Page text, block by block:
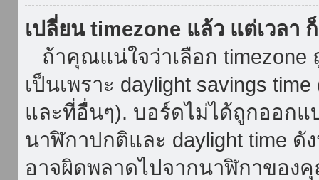
เปลี่ยน timezone แล้ว แต่เวลา
ถ้าคุณแน่ใจว่าเลือก timezone
เป็นเพราะ daylight savings
และที่อื่นๆ). บอร์ดไม่ได้ถูกออกแ
นาฬิกาปกติและ daylight time
อาจผิดพลาดไปจากนาฬิกาของ